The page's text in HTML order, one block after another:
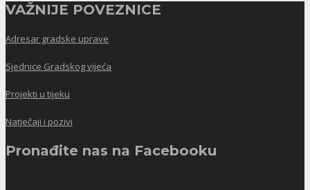
VAŽNIJE POVEZNICE
Adresar gradske uprave
Sjednice Gradskog vijeća
Projekti u tijeku
Natječaji i pozivi
Pronađite nas na Facebooku